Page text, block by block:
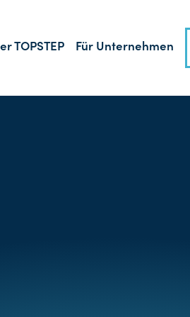
TOPSTEP Für Unternehmen